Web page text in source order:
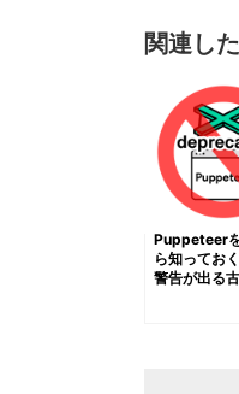
関連し
Puppeteer
ら知ってお
警告が出る